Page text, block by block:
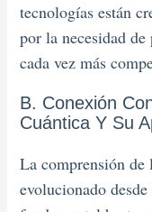
tecnologías están
por la necesidad
cada vez más
B. Conexión
Cuántica Y Su
La comprensión de
evolucionado